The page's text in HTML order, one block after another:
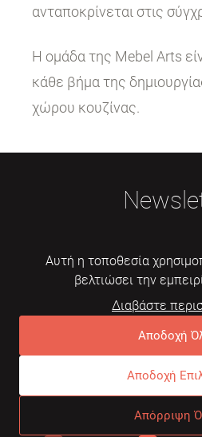
ανταποκρίνεται στις
Η ομάδα της Mebel Arts
κάθε βήμα της
χώρου κουζίνας.
Συχνές
Αυτή η τοποθεσία
βελτιώσει την
Διαβάστε
Αποδοχή
Αποδοχή
Απόρριψη